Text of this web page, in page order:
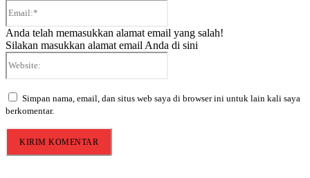
Anda telah memasukkan alamat email yang salah!
Silakan masukkan alamat email Anda di sini
Simpan nama, email, dan situs web saya di browser ini untuk lain kali saya
berkomentar.